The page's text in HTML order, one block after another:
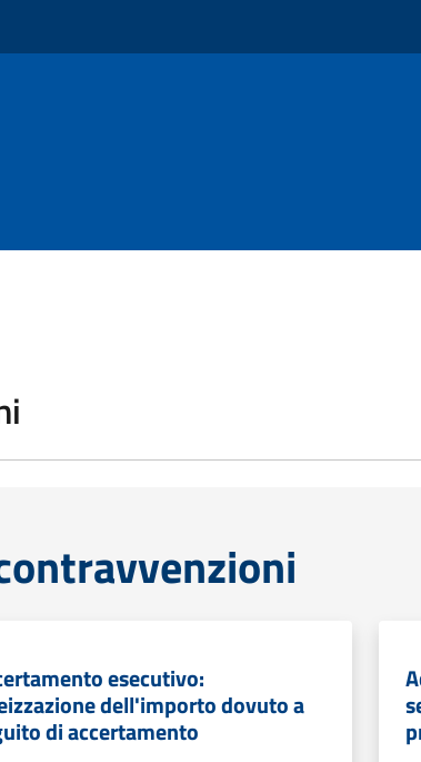
esecutivo:
dell'importo dovuto a
di accertamento